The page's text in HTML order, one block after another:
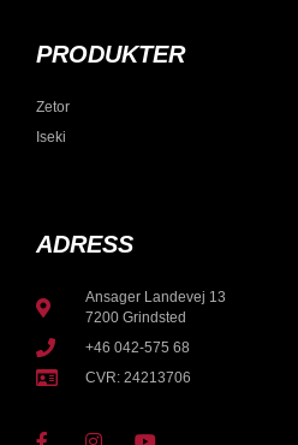
ADRESS
Ansager Landevej 13
7200 Grindsted
+46 042-575 68
CVR: 24213706
PRODUKTER
Zetor
Iseki